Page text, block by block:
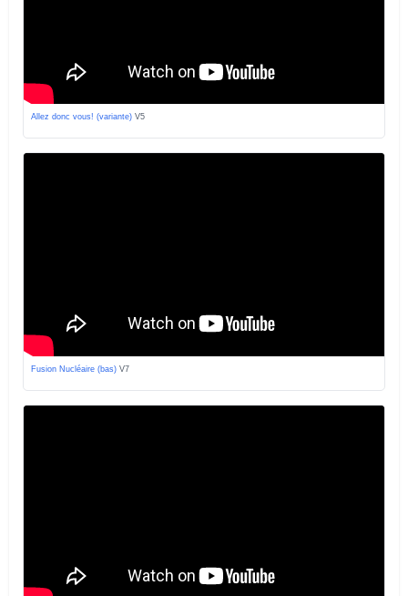
Allez donc vous! (variante) V5
Fusion Nucléaire (bas) V7